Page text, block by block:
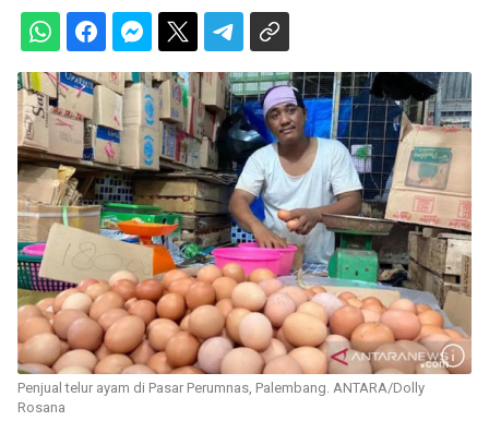
Penjual telur ayam di Pasar Perumnas, Palembang. ANTARA/Dolly
Rosana